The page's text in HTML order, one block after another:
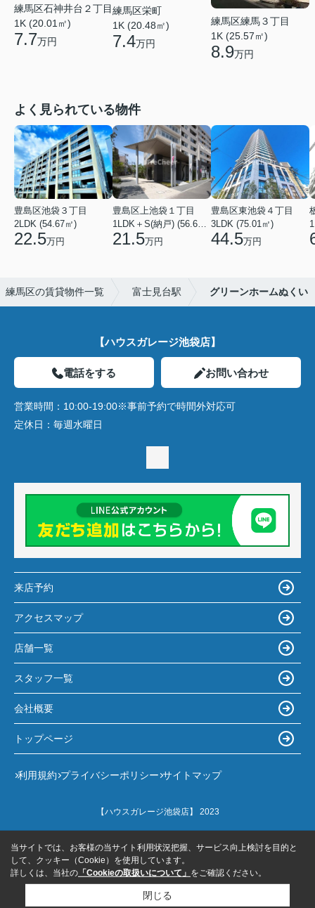
練馬区石神井台２丁目
1K (20.01㎡)
7.7万円
練馬区栄町
1K (20.48㎡)
7.4万円
練馬区練馬３丁目
1K (25.57㎡)
8.9万円
よく見られている物件
豊島区池袋３丁目
2LDK (54.67㎡)
22.5万円
豊島区上池袋１丁目
1LDK＋S(納戸) (56.61㎡)
21.5万円
豊島区東池袋４丁目
3LDK (75.01㎡)
44.5万円
練馬区の賃貸物件一覧 富士見台駅 グリーンホームぬくい
【ハウスガレージ池袋店】
電話をする お問い合わせ
営業時間： 10:00-19:00※事前予約で時間外対応可
定休日： 毎週水曜日
来店予約
アクセスマップ
店舗一覧
スタッフ一覧
会社概要
トップページ
利用規約 プライバシーポリシー サイトマップ
【ハウスガレージ池袋店】 2023
当サイトでは、お客様の当サイト利用状況把握、サービス向上検討を目的と
して、クッキー（Cookie）を使用しています。
詳しくは、当社の 「Cookieの取扱いについて」 をご確認ください。
閉じる